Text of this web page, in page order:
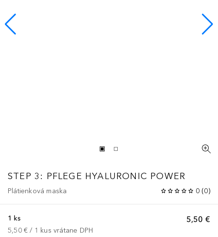
STEP 3: PFLEGE HYALURONIC POWER
Plátienková maska 0 (0)
5,50 €
1 ks
5,50 € / 1 kus vrátane DPH